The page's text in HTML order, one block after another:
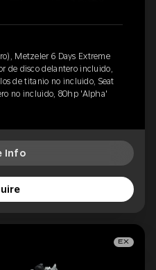
Metzeler 6 Days Extreme
de disco delantero incluido,
de titanio no incluido, Seat
no incluido, 80hp 'Alpha'
Info
EX